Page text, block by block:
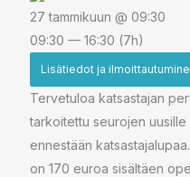
Tervetuloa katsastajan
tarkoitettu seurojen
ennestään
on 170 euroa sisältäen
27 tammikuun @ 09:30
09:30 — 16:30 (7h)
Lisätiedot ja